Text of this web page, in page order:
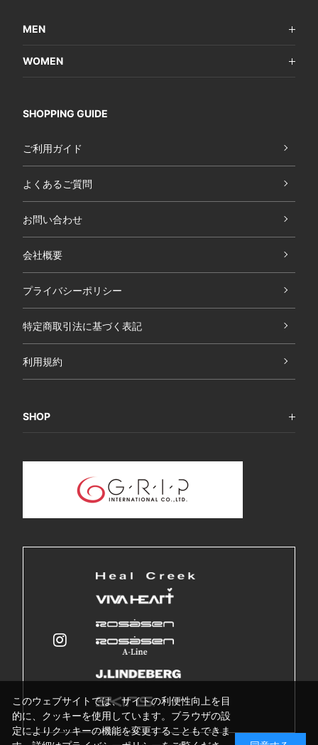
MEN
WOMEN
SHOPPING GUIDE
ご利用ガイド
よくあるご質問
お問い合わせ
会社概要
プライバシーポリシー
特定商取引法に基づく表記
利用規約
SHOP
このウェブサイトでは、サイトの利便性向上を目
的に、クッキーを使用しています。ブラウザの設
定によりクッキーの機能を変更することもできま